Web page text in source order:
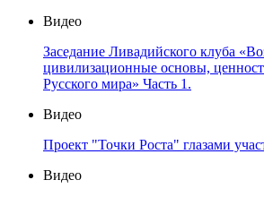
Видео
Заседание Ливадийского клуба
цивилизационные основы,
Русского мира» Часть 1.
Видео
Проект "Точки Роста" глазами
Видео